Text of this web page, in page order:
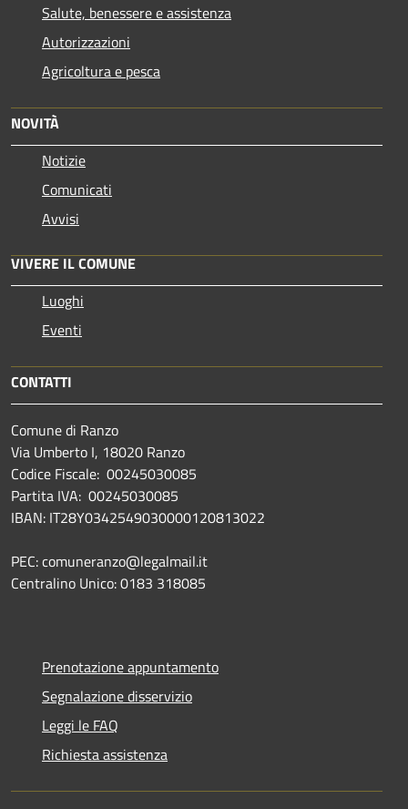
Salute, benessere e assistenza
Autorizzazioni
Agricoltura e pesca
NOVITÀ
Notizie
Comunicati
Avvisi
VIVERE IL COMUNE
Luoghi
Eventi
CONTATTI
Comune di Ranzo
Via Umberto I, 18020 Ranzo
Codice Fiscale: 00245030085
Partita IVA: 00245030085
IBAN: IT28Y0342549030000120813022
PEC: comuneranzo@legalmail.it
Centralino Unico: 0183 318085
Prenotazione appuntamento
Segnalazione disservizio
Leggi le FAQ
Richiesta assistenza